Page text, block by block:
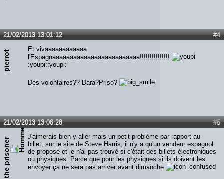
#4
21/02/2013 13:01:12
pierrot
Et vivaaaaaaaaaaaa
l'Espagnaaaaaaaaaaaaaaaaaaaaaaaaa!!!!!!!!!!!!!!!
:youpi::youpi:
Des volontaires?? Dara?Priso?
#5
21/02/2013 13:06:28
the prisoner
J'aimerais bien y aller mais un petit problème par rapport au
billet, sur le site de Steve Harris, il n'y a qu'un vendeur espagnol
de proposé et je n'ai pas trouvé si c'était des billets électroniques
ou physiques. Parce que pour les physiques si ils doivent les
envoyer ça ne sera pas arriver avant dimanche